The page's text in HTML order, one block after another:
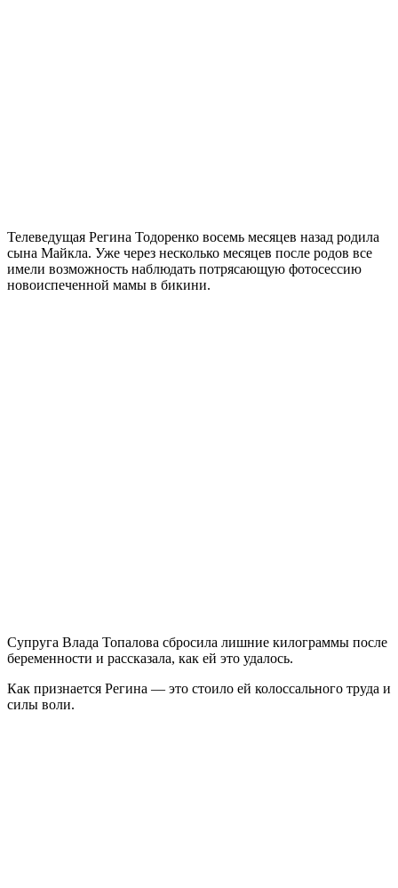
Телеведущая Регина Тодоренко восемь месяцев назад родила
сына Майкла. Уже через несколько месяцев после родов все
имели возможность наблюдать потрясающую фотосессию
новоиспеченной мамы в бикини.
Супруга Влада Топалова сбросила лишние килограммы после
беременности и рассказала, как ей это удалось.
Как признается Регина — это стоило ей колоссального труда и
силы воли.